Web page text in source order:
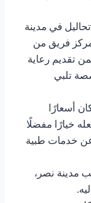
في مدينة
فريق من
تقديم رعاية
تلبي
أسعارًا
خيارًا مفضلًا
عن خدمات طبية
مدينة نصر،